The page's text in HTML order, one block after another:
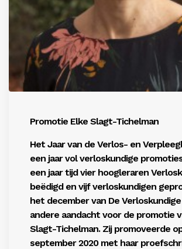
Promotie Elke Slagt-Tichelman
Het Jaar van de Verlos- en
een jaar vol verloskundige
een jaar tijd vier hoogleraren
beëdigd en vijf verloskundigen
het december van De
andere aandacht voor de promotie
Slagt-Tichelman. Zij promoveerde
september 2020 met haar